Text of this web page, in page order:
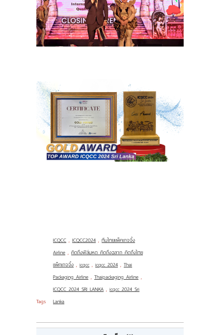
Tags
ICQCC , ICQCC2024 , ทีมไทยแพ็คเกจจิ้ง
Airline , คิดถึงฟิล์มหด คิดถึงฉลาก คิดถึงไทย
แพ็คเกจจิ้ง , icqcc , icqcc 2024 , Thai
Packaging Airline , Thaipackaging Airline ,
ICQCC 2024 SRI LANKA , icqcc 2024 Sri
Lanka